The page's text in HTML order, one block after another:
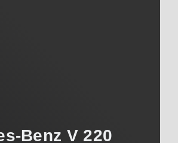
Benz V 220